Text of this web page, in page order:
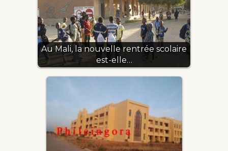
Au Mali, la nouvelle rentrée scolaire
est-elle…